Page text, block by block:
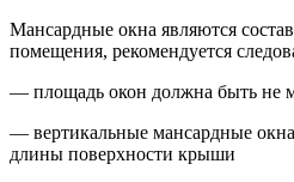
Мансардные окна являются
помещения, рекомендуется
— площадь окон должна быть не
— вертикальные мансардные
длины поверхности крыши